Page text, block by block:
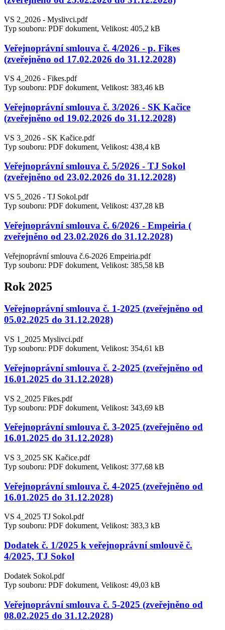
VS 2_2026 - Myslivci.pdf
Typ souboru: PDF dokument, Velikost: 405,2 kB
Veřejnoprávní smlouva č. 4/2026 - p. Fikes
(zveřejněno od 17.02.2026 do 31.12.2028)
VS 4_2026 - Fikes.pdf
Typ souboru: PDF dokument, Velikost: 383,46 kB
Veřejnoprávní smlouva č. 3/2026 - SK Kačice
(zveřejněno od 19.02.2026 do 31.12.2028)
VS 3_2026 - SK Kačice.pdf
Typ souboru: PDF dokument, Velikost: 438,4 kB
Veřejnoprávní smlouva č. 5/2026 - TJ Sokol
(zveřejněno od 23.02.2026 do 31.12.2028)
VS 5_2026 - TJ Sokol.pdf
Typ souboru: PDF dokument, Velikost: 437,28 kB
Veřejnoprávní smlouva č. 6/2026 - Empeiria (
zveřejněno od 23.02.2026 do 31.12.2028)
Veřejnoprávní smlouva č.6-2026 Empeiria.pdf
Typ souboru: PDF dokument, Velikost: 385,58 kB
Rok 2025
Veřejnoprávní smlouva č. 1-2025 (zveřejněno od
05.02.2025 do 31.12.2028)
VS 1_2025 Myslivci.pdf
Typ souboru: PDF dokument, Velikost: 354,61 kB
Veřejnoprávní smlouva č. 2-2025 (zveřejněno od
16.01.2025 do 31.12.2028)
VS 2_2025 Fikes.pdf
Typ souboru: PDF dokument, Velikost: 343,69 kB
Veřejnoprávní smlouva č. 3-2025 (zveřejněno od
16.01.2025 do 31.12.2028)
VS 3_2025 SK Kačice.pdf
Typ souboru: PDF dokument, Velikost: 377,68 kB
Veřejnoprávní smlouva č. 4-2025 (zveřejněno od
16.01.2025 do 31.12.2028)
VS 4_2025 TJ Sokol.pdf
Typ souboru: PDF dokument, Velikost: 383,3 kB
Dodatek č. 1/2025 k veřejnoprávní smlouvě č.
4/2025, TJ Sokol
Dodatek Sokol.pdf
Typ souboru: PDF dokument, Velikost: 49,03 kB
Veřejnoprávní smlouva č. 5-2025 (zveřejněno od
08.02.2025 do 31.12.2028)